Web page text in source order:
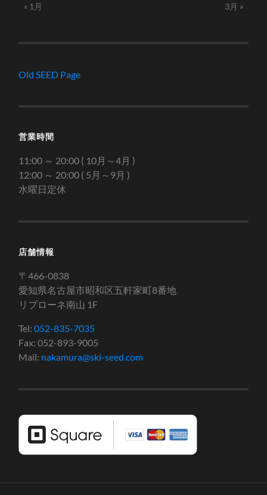
« 1月 3月 »
Old SEED Page
営業時間
11:00 ～ 20:00 ( 10月～4月 )
12:00 ～ 20:00 ( 5月～9月 )
水曜日定休
店舗情報
〒466-0838
愛知県名古屋市昭和区五軒家町8番地
リブローネ南山 1F
Tel:052-835-7035
Fax: 052-893-9005
Mail: nakamura@ski-seed.com